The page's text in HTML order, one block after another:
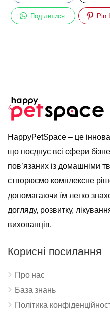
Поділитися Pin
HappyPetSpace – це
що поєднує всі сфери
пов’язаних із домашніми
створюємо комплексне
допомагаючи їм легко
догляду, розвитку,
вихованців.
Корисні посилання
Про нас
База знань
Політика